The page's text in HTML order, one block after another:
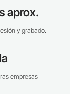
aprox.
y grabado.
empresas